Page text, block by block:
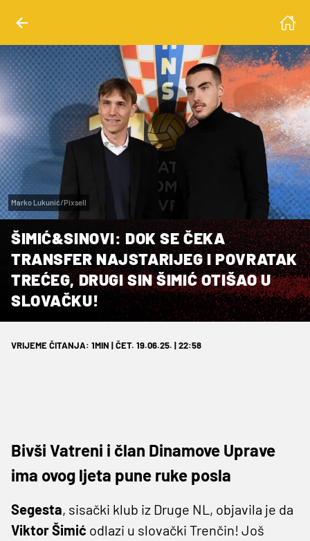
Marko Lukunić/Pixsell
ŠIMIĆ&SINOVI: DOK SE ČEKA
TRANSFER NAJSTARIJEG I POVRATAK
TREĆEG, DRUGI SIN ŠIMIĆ OTIŠAO U
SLOVAČKU!
VRIJEME ČITANJA: 1MIN | ČET. 19.06.25. | 22:58
Bivši Vatreni i član Dinamove Uprave
ima ovog ljeta pune ruke posla
Segesta, sisački klub iz Druge NL, objavila je da
Viktor Šimić odlazi u slovački Trenčin! Još